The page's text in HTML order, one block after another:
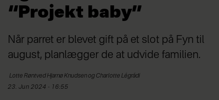
“Projekt baby”
Når parret er blevet gift på et slot på Fyn til
august, planlægger de at udvide familien.
Lotte Røntved HjarnøKnudsen og Charlotte Légrádi
23. Jun 2024 - 16:55